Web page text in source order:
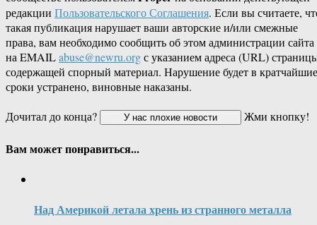
редакции Пользовательского Соглашения. Если вы считаете,
такая публикация нарушает ваши авторские и/или смежные
права, вам необходимо сообщить об этом администрации сайта
на EMAILabuse@newru.orgс указанием адреса (URL)
содержащей спорный материал. Нарушение будет в кратчайшие
сроки устранено, виновные наказаны.
Дочитал до конца?
Жми кнопку!
Вам может понравиться...
Над Америкой летала хрень из странного металла